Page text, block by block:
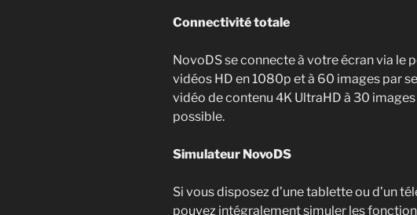
Connectivité totale
NovoDS se connecte à votre écran via le
vidéos HD en 1080p et à 60 images par
vidéo de contenu 4K UltraHD à 30
possible.
Simulateur NovoDS
Si vous disposez d’une tablette ou d’un
pouvez intégralement simuler les